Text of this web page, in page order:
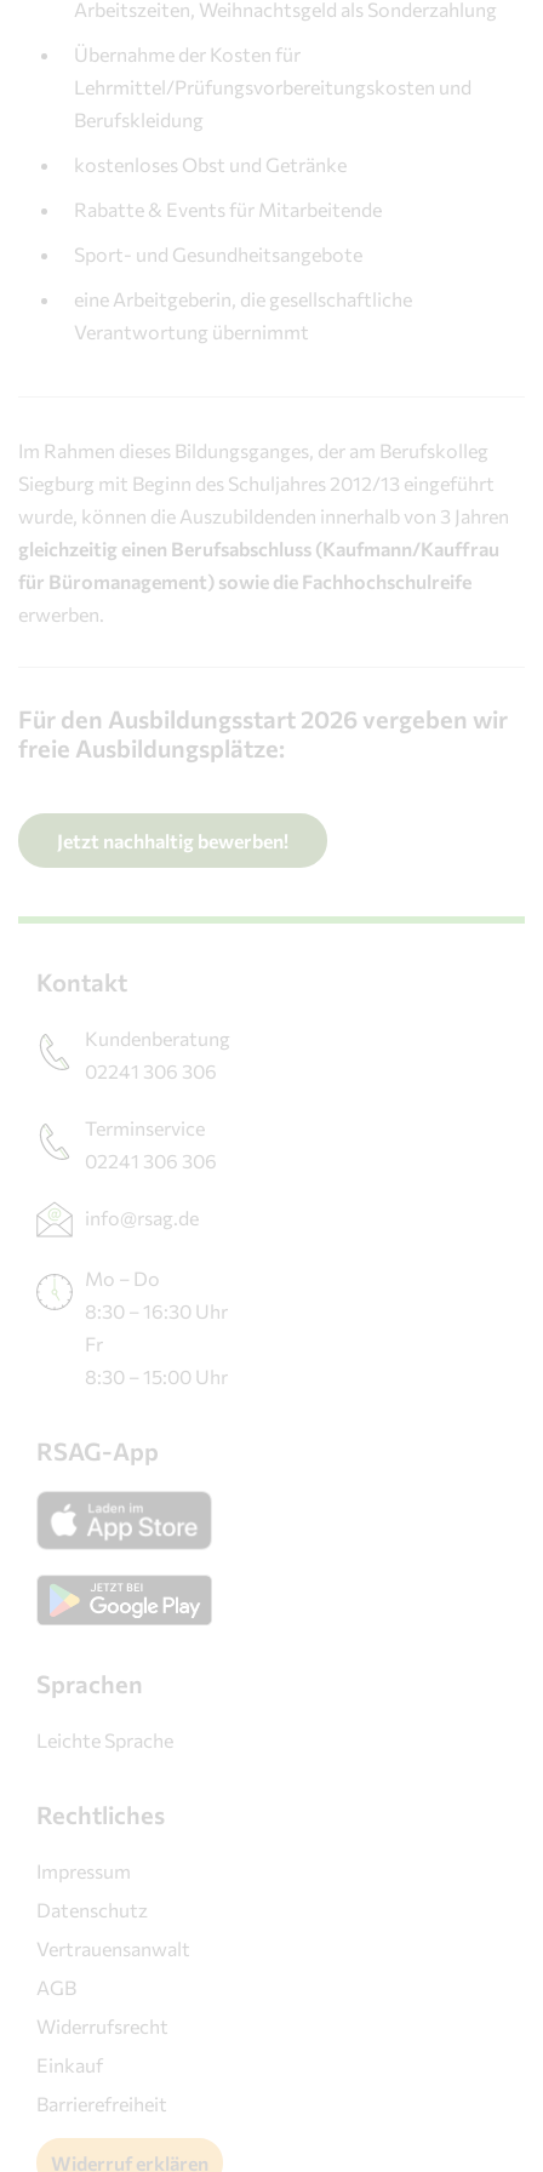
Arbeitszeiten, Weihnachtsgeld als Sonderzahlung
Übernahme der Kosten für
Lehrmittel/Prüfungsvorbereitungskosten und
Berufskleidung
kostenloses Obst und Getränke
Rabatte & Events für Mitarbeitende
Sport- und Gesundheitsangebote
eine Arbeitgeberin, die gesellschaftliche
Verantwortung übernimmt
Im Rahmen dieses Bildungsganges, der am Berufskolleg
Siegburg mit Beginn des Schuljahres 2012/13 eingeführt
wurde, können die Auszubildenden innerhalb von 3 Jahren
gleichzeitig einen Berufsabschluss (Kaufmann/Kauffrau
für Büromanagement) sowie die Fachhochschulreife
erwerben.
Für den Ausbildungsstart 2026 vergeben wir
freie Ausbildungsplätze:
Jetzt nachhaltig bewerben!
Kontakt
Kundenberatung
02241 306 306
Terminservice
02241 306 306
info@rsag.de
Mo – Do
8:30 – 16:30 Uhr
Fr
8:30 – 15:00 Uhr
RSAG-App
Sprachen
Leichte Sprache
Rechtliches
Impressum
Datenschutz
Vertrauensanwalt
AGB
Widerrufsrecht
Einkauf
Barrierefreiheit
Widerruf erklären